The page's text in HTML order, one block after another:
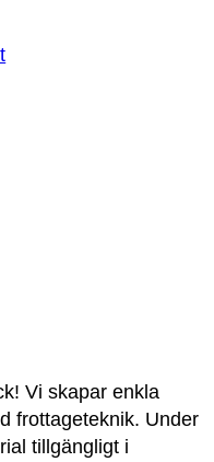
Vi skapar enkla
frottageteknik. Under
tillgängligt i